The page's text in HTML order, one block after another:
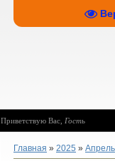
Приветствую Вас Гость
Главная » 2025 » Апрель